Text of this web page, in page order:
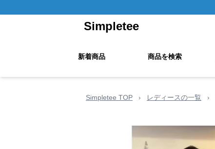
Simpletee
新着商品 商品を検索
Simpletee TOP › レディースの一覧 ›